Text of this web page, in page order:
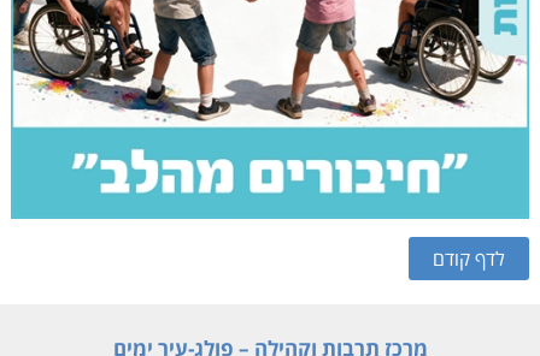
מרכז תרבות וקהילה – פולג-עיר ימים